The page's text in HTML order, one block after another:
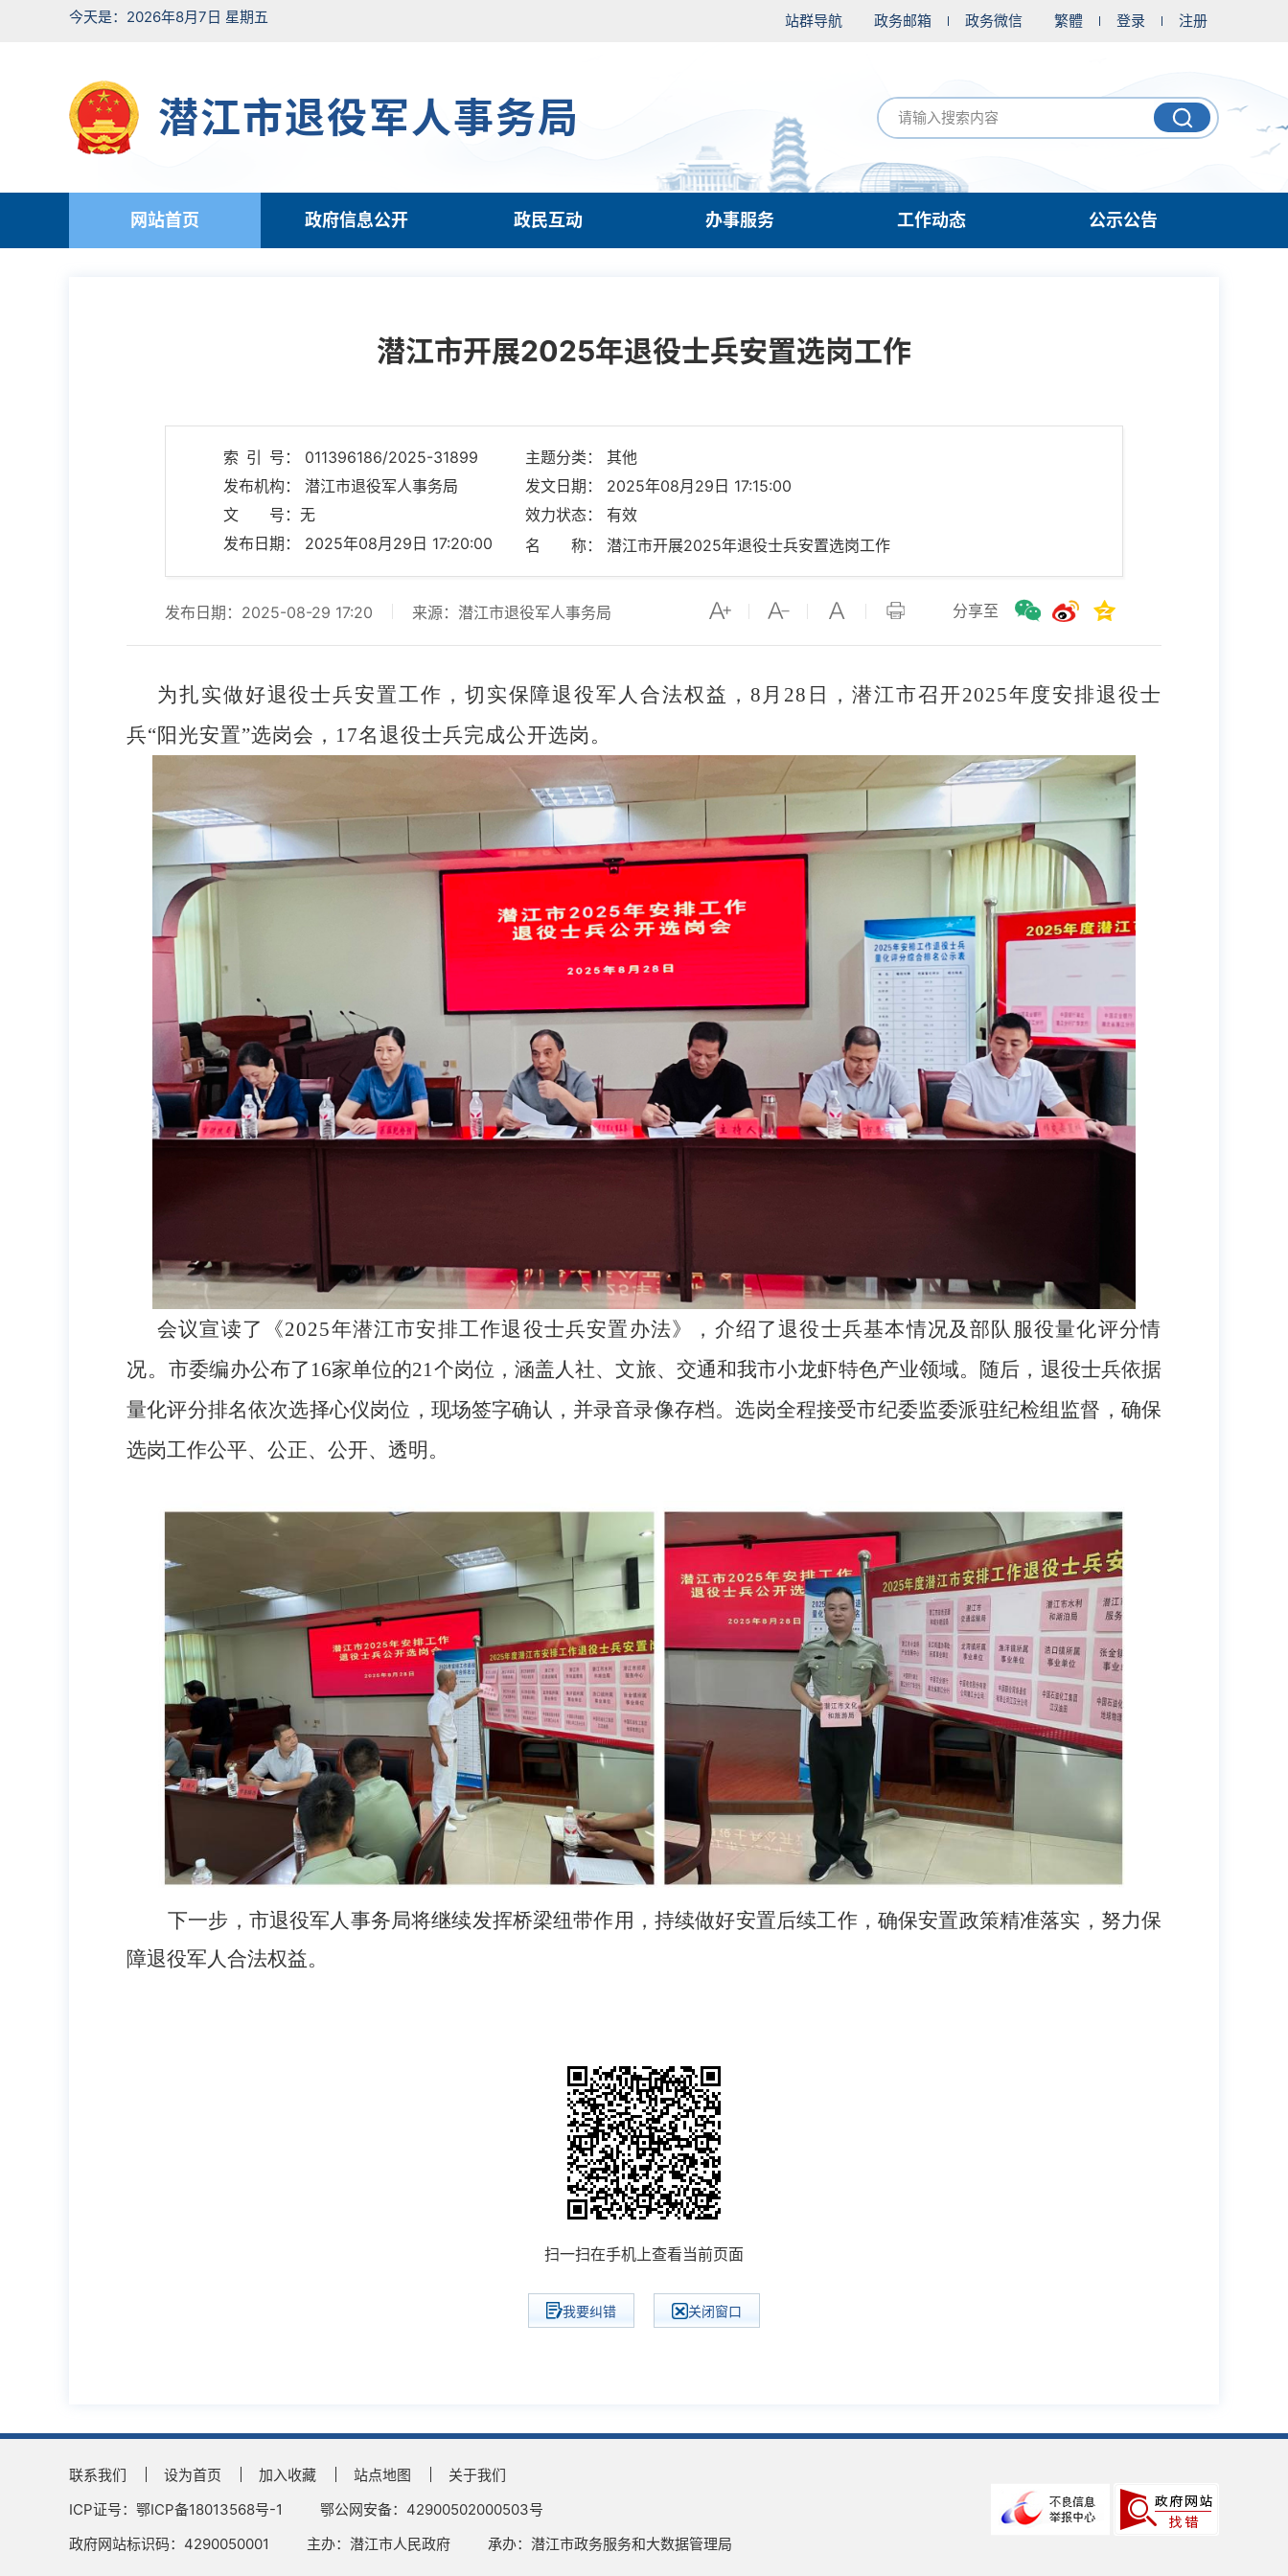
今天是：2026年8月7日 星期五 站群导航 政务邮箱 政务微信 繁體 登录 注册
潜江市退役军人事务局
网站首页 政府信息公开 政民互动 办事服务 工作动态 公示公告
潜江市开展2025年退役士兵安置选岗工作
索 引 号： 011396186/2025-31899
主题分类： 其他
发布机构： 潜江市退役军人事务局
发文日期： 2025年08月29日 17:15:00
文 号：无
效力状态： 有效
发布日期： 2025年08月29日 17:20:00
名 称： 潜江市开展2025年退役士兵安置选岗工作
分享至
发布日期：2025-08-29 17:20 来源：潜江市退役军人事务局
为扎实做好退役士兵安置工作，切实保障退役军人合法权益，8月28日，潜江市召开2025年度安排退役士
兵“阳光安置”选岗会，17名退役士兵完成公开选岗。
会议宣读了《2025年潜江市安排工作退役士兵安置办法》，介绍了退役士兵基本情况及部队服役量化评分情
况。市委编办公布了16家单位的21个岗位，涵盖人社、文旅、交通和我市小龙虾特色产业领域。随后，退役士兵依据
量化评分排名依次选择心仪岗位，现场签字确认，并录音录像存档。选岗全程接受市纪委监委派驻纪检组监督，确保
选岗工作公平、公正、公开、透明。
下一步，市退役军人事务局将继续发挥桥梁纽带作用，持续做好安置后续工作，确保安置政策精准落实，努力保
障退役军人合法权益。
扫一扫在手机上查看当前页面
我要纠错 关闭窗口
联系我们 设为首页 加入收藏 站点地图
关于我们
ICP证号：鄂ICP备18013568号-1
鄂公网安备：42900502000503号
政府网站标识码：4290050001
主办：潜江市人民政府 承办：潜江市政务服务和大数据管理局